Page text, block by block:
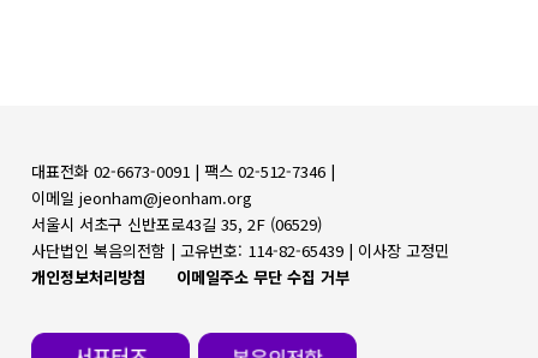
대표전화 02-6673-0091 | 팩스 02-512-7346 |
이메일 jeonham@jeonham.org
서울시 서초구 신반포로43길 35, 2F (06529)
사단법인 복음의전함 | 고유번호: 114-82-65439 | 이사장 고정민
개인정보처리방침
이메일주소 무단 수집 거부